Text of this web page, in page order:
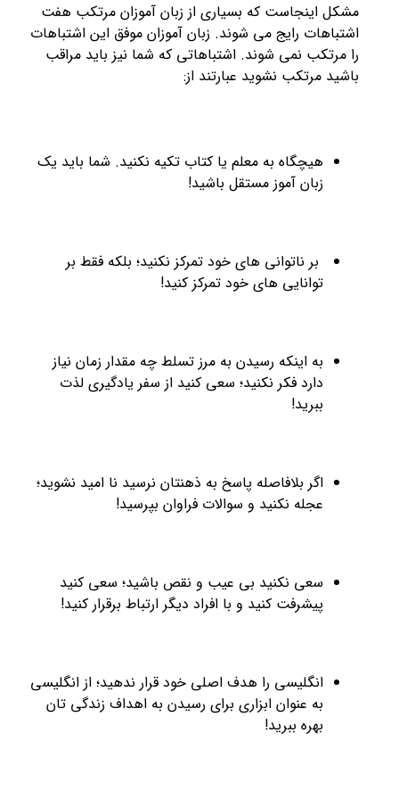
مشکل اینجاست که بسیاری از زبان آموزان مرتکب هفت
اشتباهات رایج می شوند. زبان آموزان موفق این اشتباهات
را مرتکب نمی شوند. اشتباهاتی که شما نیز باید مراقب
باشید مرتکب نشوید عبارتند از:
هیچگاه به معلم یا کتاب تکیه نکنید. شما باید یک
زبان آموز مستقل باشید!
بر ناتوانی های خود تمرکز نکنید؛ بلکه فقط بر
توانایی های خود تمرکز کنید!
به اینکه رسیدن به مرز تسلط چه مقدار زمان نیاز
دارد فکر نکنید؛ سعی کنید از سفر یادگیری لذت
ببرید!
اگر بلافاصله پاسخ به ذهنتان نرسید نا امید نشوید؛
عجله نکنید و سوالات فراوان بپرسید!
سعی نکنید بی عیب و نقص باشید؛ سعی کنید
پیشرفت کنید و با افراد دیگر ارتباط برقرار کنید!
انگلیسی را هدف اصلی خود قرار ندهید؛ از انگلیسی
به عنوان ابزاری برای رسیدن به اهداف زندگی تان
بهره ببرید!